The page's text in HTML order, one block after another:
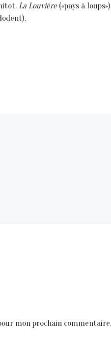
La Louvière («pays à
mon prochain commentaire.